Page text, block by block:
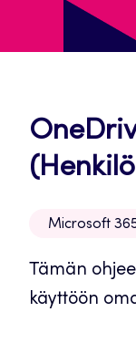
Microsoft
Tämän
käyttöön